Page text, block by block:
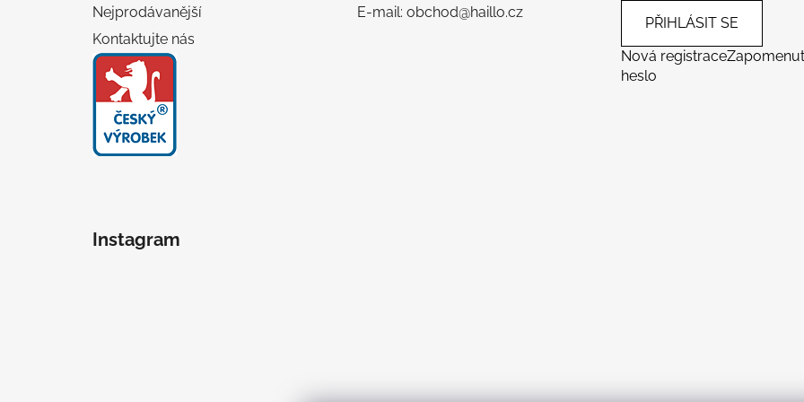
Nejprodávanější
Kontaktujte nás
E-mail: obchod@haillo.cz
PŘIHLÁSIT SE
Nová registrace
heslo
Instagram